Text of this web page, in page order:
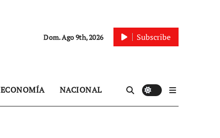
Dom. Ago 9th, 2026 Subscribe
ECONOMÍA NACIONAL